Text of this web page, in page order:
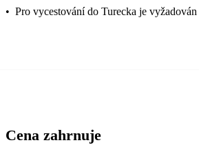
• Pro vycestování do Turecka je
Cena zahrnuje